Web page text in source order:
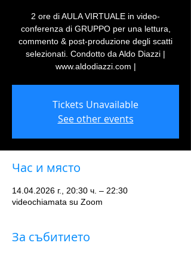
2 ore di AULA VIRTUALE in video-
conferenza di GRUPPO per una lettura,
commento & post-produzione degli scatti
selezionati. Condotto da Aldo Diazzi |
www.aldodiazzi.com |
Tickets Unavailable
See other events
Час и място
14.04.2026 г., 20:30 ч. – 22:30
videochiamata su Zoom
За събитието